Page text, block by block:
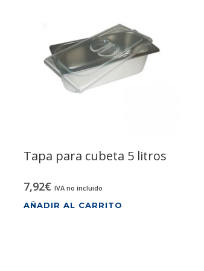
Tapa para cubeta 5 litros
7,92€ IVA no incluido
AÑADIR AL CARRITO